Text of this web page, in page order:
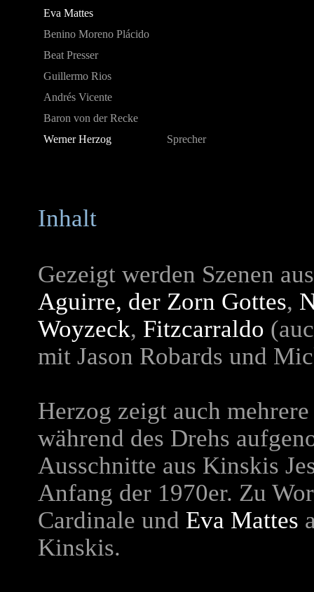
Eva Mattes
Benino Moreno Plácido
Beat Presser
Guillermo Rios
Andrés Vicente
Baron von der Recke
Werner Herzog
Sprecher
Inhalt
Gezeigt werden Szenen
Aguirre, der Zorn Gottes,
Woyzeck, Fitzcarraldo
mit Jason Robards und
Herzog zeigt auch
während des Drehs
Ausschnitte aus Kinskis
Anfang der 1970er. Zu
Cardinale und Eva Mattes
Kinskis.